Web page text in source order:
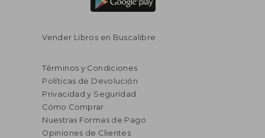
Vender Libros en Buscalibre
Términos y Condiciones
Políticas de Devolución
Privacidad y Seguridad
Cómo Comprar
Nuestras Formas de Pago
Opiniones de Clientes